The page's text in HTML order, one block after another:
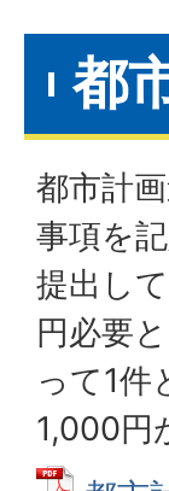
都
都市計
事項を
提出し
円必要
って1件
1,000円